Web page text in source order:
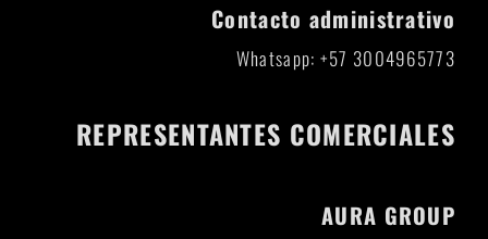
Contacto administrativo
Whatsapp: +57 3004965773
REPRESENTANTES COMERCIALES
AURA GROUP